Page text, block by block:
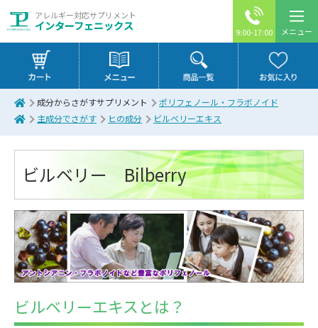
アレルギー対応サプリメント
インターフェニックス 9:00-17:00 メニュー
成分からさがすサプリメント
ポリフェノール・フラボノイド
主成分でさがす
ヒの成分 ビルベリーエキス
ビルベリー Bilberry
ビルベリーエキスとは？